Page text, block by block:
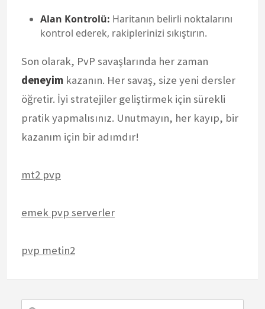
Alan Kontrolü: Haritanın belirli noktalarını
kontrol ederek, rakiplerinizi sıkıştırın.
Son olarak, PvP savaşlarında her zaman
deneyim kazanın. Her savaş, size yeni dersler
öğretir. İyi stratejiler geliştirmek için sürekli
pratik yapmalısınız. Unutmayın, her kayıp, bir
kazanım için bir adımdır!
mt2 pvp
emek pvp serverler
pvp metin2